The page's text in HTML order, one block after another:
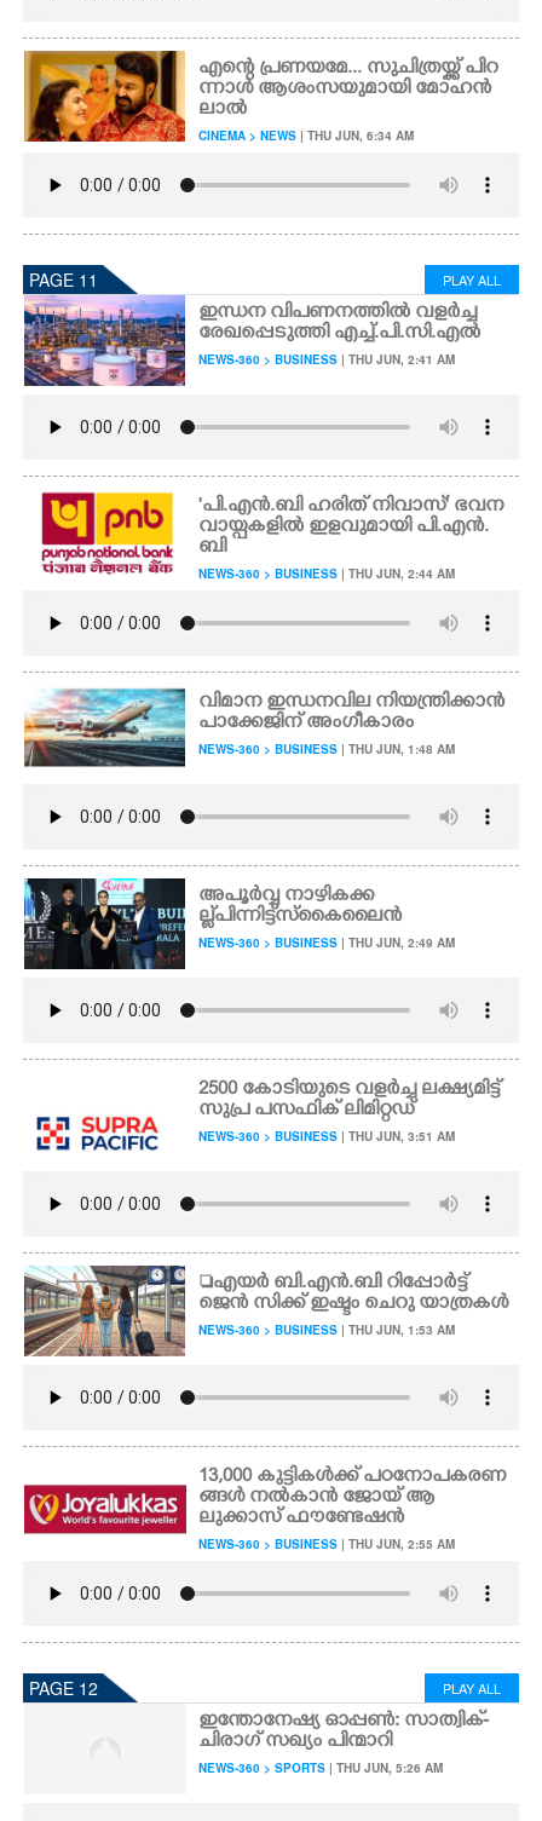
എന്റെ പ്രണയമേ... സുചിത്രയ്ക്ക് പിറ
ന്നാൾ ആശംസയുമായി മോഹൻ
ലാൽ
CINEMA > NEWS | THU JUN, 6:34 AM
PAGE 11 PLAY ALL
ഇന്ധന വിപണനത്തിൽ വളർച്ച
രേഖപ്പെടുത്തി എച്ച്.പി.സി.എൽ
NEWS-360 > BUSINESS | THU JUN, 2:41 AM
'പി.എൻ.ബി ഹരിത് നിവാസ്' ഭവന
വായ്പകളിൽ ഇളവുമായി പി.എൻ.
ബി
NEWS-360 > BUSINESS | THU JUN, 2:44 AM
വിമാന ഇന്ധനവില നിയന്ത്രിക്കാൻ
പാക്കേജിന് അംഗീകാരം
NEWS-360 > BUSINESS | THU JUN, 1:48 AM
അപൂർവ്വ നാഴികക്ക
ല്ല് പിന്നിട്ട് സ്കൈലൈൻ
NEWS-360 > BUSINESS | THU JUN, 2:49 AM
2500 കോടിയുടെ വളർച്ച ലക്ഷ്യമിട്ട്
സുപ്ര പസഫിക് ലിമിറ്റഡ്
NEWS-360 > BUSINESS | THU JUN, 3:51 AM
എയർ ബി.എൻ.ബി റിപ്പോർട്ട്
ജെൻ സിക്ക് ഇഷ്ടം ചെറു യാത്രകൾ
NEWS-360 > BUSINESS | THU JUN, 1:53 AM
13,000 കുട്ടികൾക്ക് പഠനോപകരണ
ങ്ങൾ നൽകാൻ ജോയ് ആ
ലുക്കാസ് ഫൗണ്ടേഷൻ
NEWS-360 > BUSINESS | THU JUN, 2:55 AM
PAGE 12 PLAY ALL
ഇന്തോനേഷ്യ ഓപ്പൺ: സാത്വിക്-
ചിരാഗ് സഖ്യം പിന്മാറി
NEWS-360 > SPORTS | THU JUN, 5:26 AM